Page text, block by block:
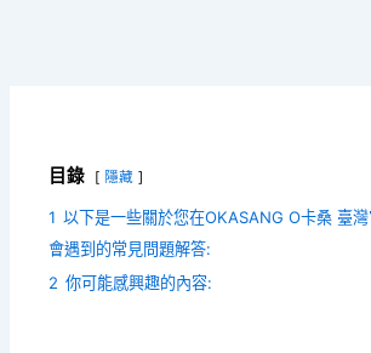
目錄 隱藏
1 以下是一些關於您在OKASANG O卡桑 臺
會遇到的常見問題解答:
2 你可能感興趣的內容: